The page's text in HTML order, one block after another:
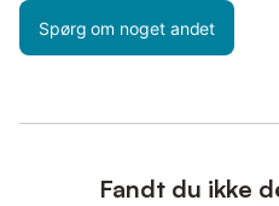
Spørg om noget andet
Fandt du ikke